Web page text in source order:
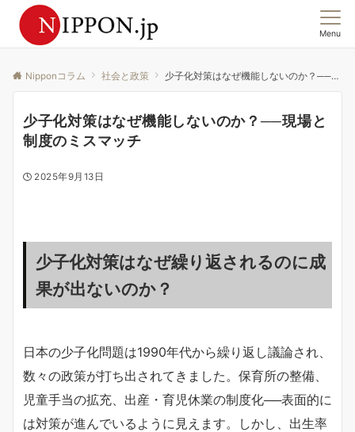
Menu
Nipponコラム 社会と政策 少子化対策はなぜ機能しないのか？──現場と制度のミスマッチ
少子化対策はなぜ機能しないのか？──現場と
制度のミスマッチ
2025年9月13日
少子化対策はなぜ繰り返されるのに成
果が出ないのか？
日本の少子化問題は1990年代から繰り返し議論され、
数々の政策が打ち出されてきました。保育所の整備、
児童手当の拡充、出産・育児休業の制度化──表面的に
は対策が進んでいるように見えます。しかし、出生率